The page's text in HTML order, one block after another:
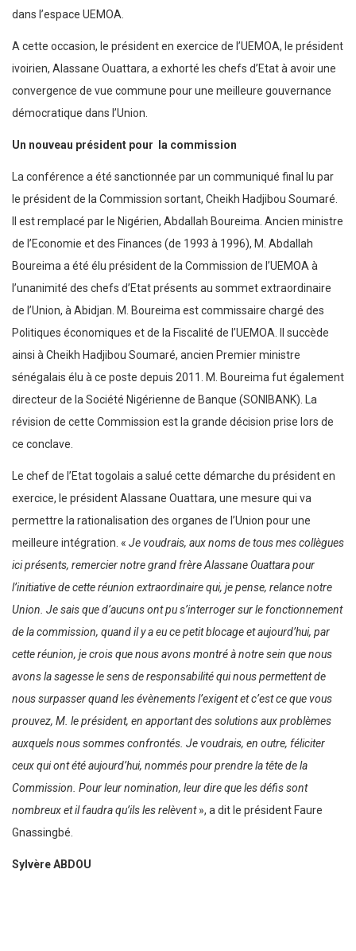
dans l’espace UEMOA.
A cette occasion, le président en exercice de l’UEMOA, le président
ivoirien, Alassane Ouattara, a exhorté les chefs d’Etat à avoir une
convergence de vue commune pour une meilleure gouvernance
démocratique dans l’Union.
Un nouveau président pour la commission
La conférence a été sanctionnée par un communiqué final lu par
le président de la Commission sortant, Cheikh Hadjibou Soumaré.
Il est remplacé par le Nigérien, Abdallah Boureima. Ancien ministre
de l’Economie et des Finances (de 1993 à 1996), M. Abdallah
Boureima a été élu président de la Commission de l’UEMOA à
l’unanimité des chefs d’Etat présents au sommet extraordinaire
de l’Union, à Abidjan. M. Boureima est commissaire chargé des
Politiques économiques et de la Fiscalité de l’UEMOA. Il succède
ainsi à Cheikh Hadjibou Soumaré, ancien Premier ministre
sénégalais élu à ce poste depuis 2011. M. Boureima fut également
directeur de la Société Nigérienne de Banque (SONIBANK). La
révision de cette Commission est la grande décision prise lors de
ce conclave.
Le chef de l’Etat togolais a salué cette démarche du président en
exercice, le président Alassane Ouattara, une mesure qui va
permettre la rationalisation des organes de l’Union pour une
meilleure intégration. « Je voudrais, aux noms de tous mes collègues
ici présents, remercier notre grand frère Alassane Ouattara pour
l’initiative de cette réunion extraordinaire qui, je pense, relance notre
Union. Je sais que d’aucuns ont pu s’interroger sur le fonctionnement
de la commission, quand il y a eu ce petit blocage et aujourd’hui, par
cette réunion, je crois que nous avons montré à notre sein que nous
avons la sagesse le sens de responsabilité qui nous permettent de
nous surpasser quand les évènements l’exigent et c’est ce que vous
prouvez, M. le président, en apportant des solutions aux problèmes
auxquels nous sommes confrontés. Je voudrais, en outre, féliciter
ceux qui ont été aujourd’hui, nommés pour prendre la tête de la
Commission. Pour leur nomination, leur dire que les défis sont
nombreux et il faudra qu’ils les relèvent», a dit le président Faure
Gnassingbé.
Sylvère ABDOU